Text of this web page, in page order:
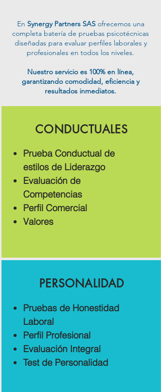
En Synergy Partners SAS ofrecemos una
completa batería de pruebas psicotécnicas
diseñadas para evaluar perfiles laborales y
profesionales en todos los niveles.
Nuestro servicio es 100% en línea,
garantizando comodidad, eficiencia y
resultados inmediatos.
CONDUCTUALES
Prueba Conductual de
estilos de Liderazgo
Evaluación de
Competencias
Perfil Comercial
Valores
PERSONALIDAD
Pruebas de Honestidad
Laboral
Perfil Profesional
Evaluación Integral
Test de Personalidad